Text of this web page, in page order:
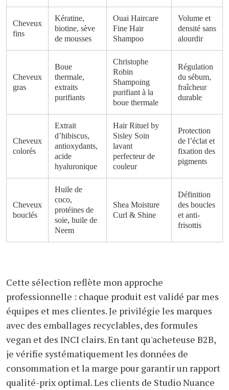
Cheveux
fins
Kératine,
biotine, sève
de mousses
Ouai Haircare
Fine Hair
Shampoo
Volume et
densité sans
alourdir
Cheveux
gras
Boue
thermale,
extraits
purifiants
Christophe
Robin
Shampoing
purifiant à la
boue thermale
Régulation
du sébum,
fraîcheur
durable
Cheveux
colorés
Extrait
d’hibiscus,
antioxydants,
acide
hyaluronique
Hair Rituel by
Sisley Soin
lavant
perfecteur de
couleur
Protection
de l’éclat et
fixation des
pigments
Cheveux
bouclés
Huile de
coco,
protéines de
soie, huile de
Neem
Shea Moisture
Curl & Shine
Définition
des boucles
et anti-
frisottis
Cette sélection reflète mon approche
professionnelle : chaque produit est validé par mes
équipes et mes clientes. Je privilégie les marques
avec des emballages recyclables, des formules
vegan et des INCI clairs. En tant qu'acheteuse B2B,
je vérifie systématiquement les données de
consommation et la marge pour garantir un rapport
qualité-prix optimal. Les clients de Studio Nuance